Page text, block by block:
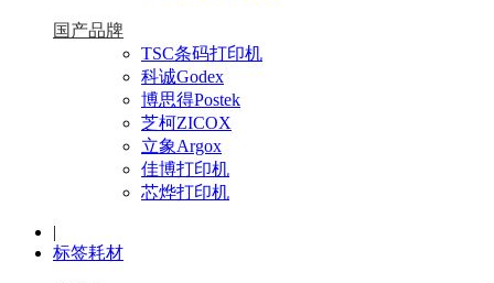
国产品牌
TSC条码打印机
科诚Godex
博思得Postek
芝柯ZICOX
立象Argox
佳博打印机
芯烨打印机
|
标签耗材